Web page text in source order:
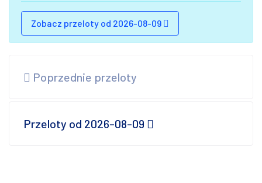
Zobacz przeloty od 2026-08-09
Poprzednie przeloty
Przeloty od 2026-08-09